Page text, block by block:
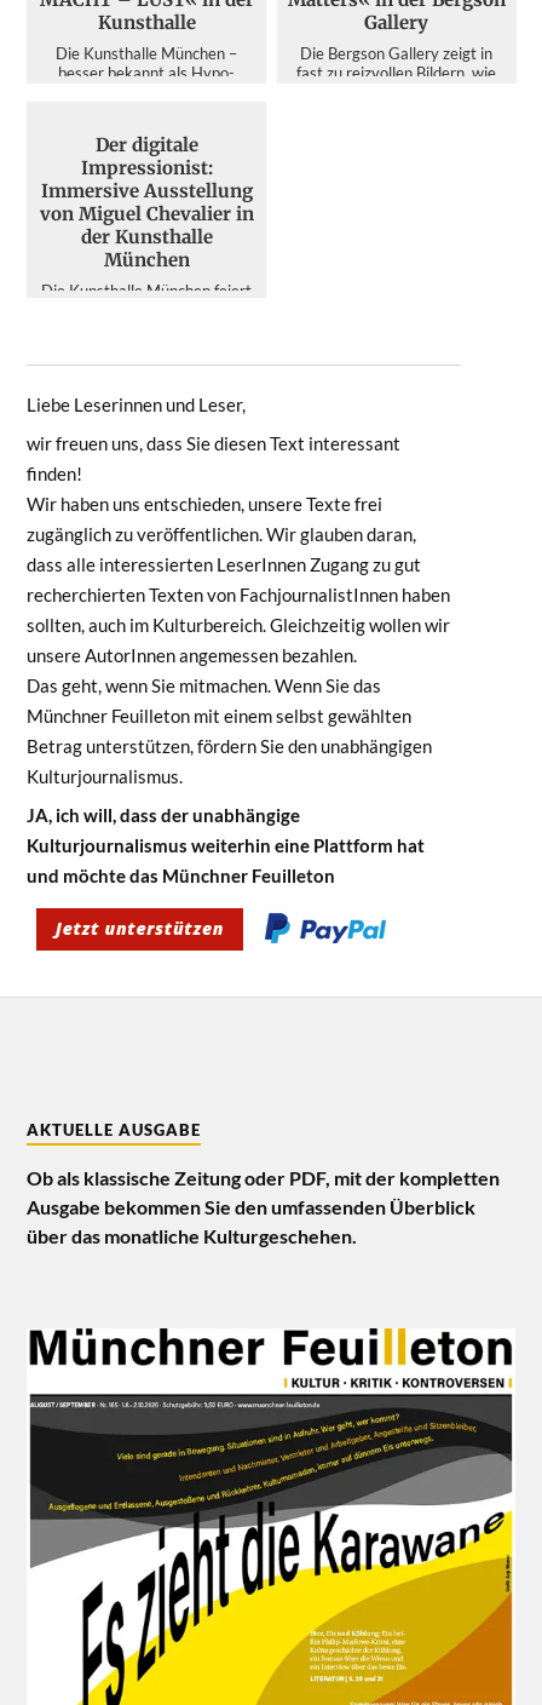
Kunsthalle
Die Kunsthalle München –
besser bekannt als Hypo-
A...
Gallery
Die Bergson Gallery zeigt in
fast zu reizvollen Bildern, wie
Der digitale
Impressionist:
Immersive Ausstellung
von Miguel Chevalier in
der Kunsthalle
München
Die Kunsthalle München feiert
Liebe Leserinnen und Leser,
wir freuen uns, dass Sie diesen Text interessant
finden!
Wir haben uns entschieden, unsere Texte frei
zugänglich zu veröffentlichen. Wir glauben daran,
dass alle interessierten LeserInnen Zugang zu gut
recherchierten Texten von FachjournalistInnen haben
sollten, auch im Kulturbereich. Gleichzeitig wollen wir
unsere AutorInnen angemessen bezahlen.
Das geht, wenn Sie mitmachen. Wenn Sie das
Münchner Feuilleton mit einem selbst gewählten
Betrag unterstützen, fördern Sie den unabhängigen
Kulturjournalismus.
JA, ich will, dass der unabhängige
Kulturjournalismus weiterhin eine Plattform hat
und möchte das Münchner Feuilleton
AKTUELLE AUSGABE
Ob als klassische Zeitung oder PDF, mit der kompletten
Ausgabe bekommen Sie den umfassenden Überblick
über das monatliche Kulturgeschehen.